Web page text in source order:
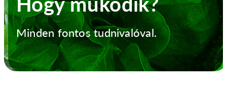
Minden fontos tudnivalóval.